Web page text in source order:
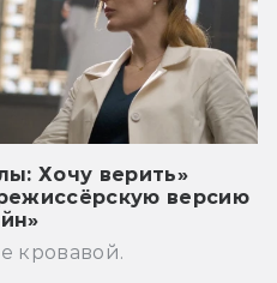
Хочу верить»
версию
кровавой.